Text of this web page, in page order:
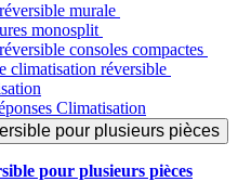
murale
monosplit
consoles compactes
climatisation réversible
Climatisation
pour plusieurs pièces
pour plusieurs pièces